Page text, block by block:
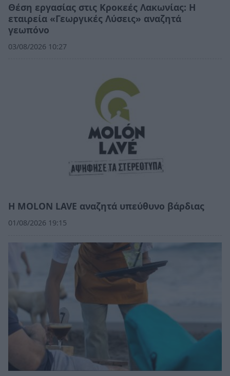
Θέση εργασίας στις Κροκεές Λακωνίας: Η
εταιρεία «Γεωργικές Λύσεις» αναζητά
γεωπόνο
03/08/2026 10:27
Η MOLON LAVE αναζητά υπεύθυνο βάρδιας
01/08/2026 19:15